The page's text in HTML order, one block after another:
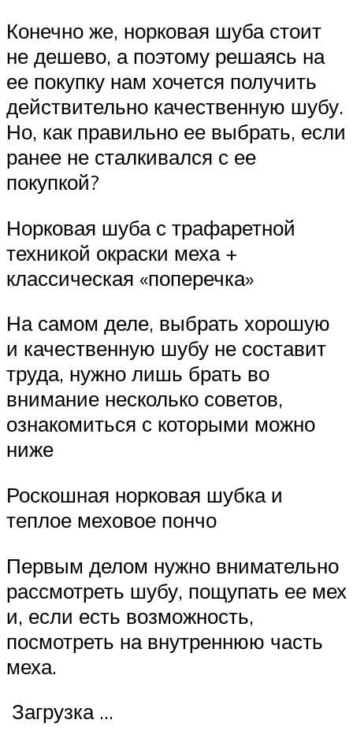
Конечно же, норковая шуба стоит
не дешево, а поэтому решаясь на
ее покупку нам хочется получить
действительно качественную шубу.
Но, как правильно ее выбрать, если
ранее не сталкивался с ее
покупкой?
Норковая шуба с трафаретной
техникой окраски меха +
классическая «поперечка»
На самом деле, выбрать хорошую
и качественную шубу не составит
труда, нужно лишь брать во
внимание несколько советов,
ознакомиться с которыми можно
ниже
Роскошная норковая шубка и
теплое меховое пончо
Первым делом нужно внимательно
рассмотреть шубу, пощупать ее мех
и, если есть возможность,
посмотреть на внутреннюю часть
меха.
Загрузка …